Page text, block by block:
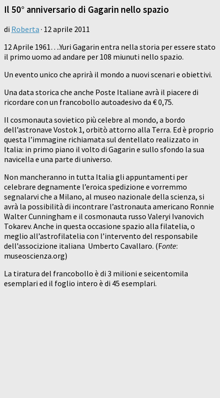
Il 50° anniversario di Gagarin nello spazio
di Roberta · 12 aprile 2011
12 Aprile 1961….Yuri Gagarin entra nella storia per essere stato
il primo uomo ad andare per 108 miunuti nello spazio.
Un evento unico che aprirà il mondo a nuovi scenari e obiettivi.
Una data storica che anche Poste Italiane avrà il piacere di
ricordare con un francobollo autoadesivo da € 0,75.
Il cosmonauta sovietico più celebre al mondo, a bordo
dell’astronave Vostok 1, orbitò attorno alla Terra. Ed è proprio
questa l’immagine richiamata sul dentellato realizzato in
Italia: in primo piano il volto di Gagarin e sullo sfondo la sua
navicella e una parte di universo.
Non mancheranno in tutta Italia gli appuntamenti per
celebrare degnamente l’eroica spedizione e vorremmo
segnalarvi che a Milano, al museo nazionale della scienza, si
avrà la possibilità di incontrare l’astronauta americano Ronnie
Walter Cunningham e il cosmonauta russo Valeryi Ivanovich
Tokarev. Anche in questa occasione spazio alla filatelia, o
meglio all’astrofilatelia con l’intervento del responsabile
dell’associzione italiana Umberto Cavallaro. (Fonte:
museoscienza.org)
La tiratura del francobollo è di 3 milioni e seicentomila
esemplari ed il foglio intero è di 45 esemplari.